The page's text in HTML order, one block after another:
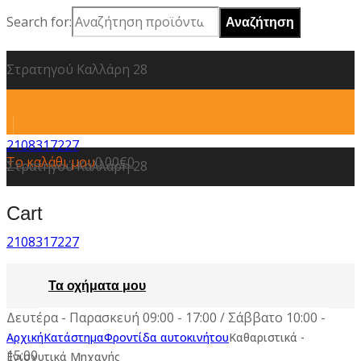
Search for:
Στρατηγού Καλλάρη 28
2108317227
Το καλάθι μου0.00€0
Cart
Στρατηγού Καλλάρη 28
2108317227
Δευτέρα - Παρασκευή 09:00 - 17:00 / Σάββατο 10:00 -
15:00
Τα οχήματα μου
ΑρχικήΚατάστημαΦροντίδα αυτοκινήτουΚαθαριστικά -
Ενισχυτικά Μηχανής